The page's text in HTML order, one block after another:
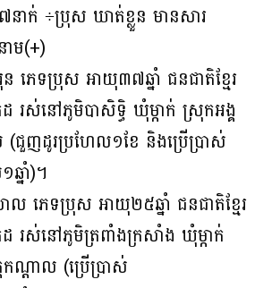
ក់ ÷ប្រុស ឃាត់ខ្លួន មានសារ
ម(+)
ភេទប្រុស អាយុ៣៧ឆ្នាំ ជនជាតិខ្មែរ
រស់នៅភូមិបាសិទ្ធិ ឃុំម្កាក់ ស្រុកអង្គ
(ជួញដូរប្រហែល១ខែ និងប្រេីប្រាស់
នាំ)។
ភេទប្រុស អាយុ២៥ឆ្នាំ ជនជាតិខ្មែរ
រស់នៅភូមិត្រពាំងក្រសាំង ឃុំម្កាក់
ណ្ដាល (ប្រេីប្រាស់